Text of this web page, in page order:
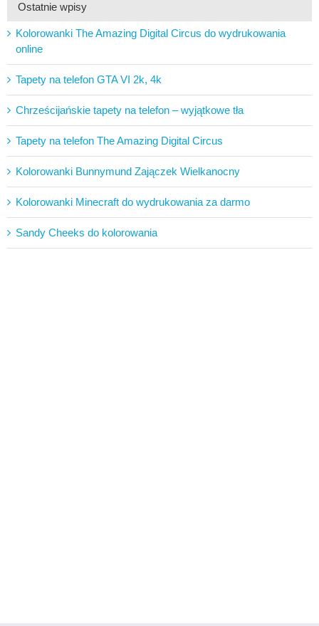
Ostatnie wpisy
Kolorowanki The Amazing Digital Circus do wydrukowania
online
Tapety na telefon GTA VI 2k, 4k
Chrześcijańskie tapety na telefon – wyjątkowe tła
Tapety na telefon The Amazing Digital Circus
Kolorowanki Bunnymund Zajączek Wielkanocny
Kolorowanki Minecraft do wydrukowania za darmo
Sandy Cheeks do kolorowania